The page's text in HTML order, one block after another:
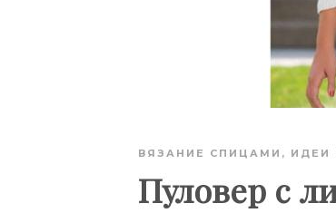
ВЯЗАНИЕ СПИЦАМИ , ИДЕИ
Пуловер с